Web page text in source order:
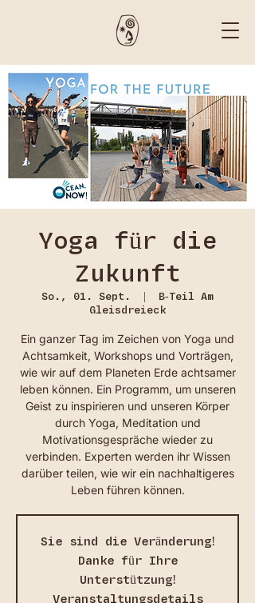
Yoga für die
Zukunft
So., 01. Sept.
  |
B-Teil Am
Gleisdreieck
Ein ganzer Tag im Zeichen von Yoga und
Achtsamkeit, Workshops und Vorträgen,
wie wir auf dem Planeten Erde achtsamer
leben können. Ein Programm, um unseren
Geist zu inspirieren und unseren Körper
durch Yoga, Meditation und
Motivationsgespräche wieder zu
verbinden. Experten werden ihr Wissen
darüber teilen, wie wir ein nachhaltigeres
Leben führen können.
Sie sind die Veränderung!
Danke für Ihre
Unterstützung!
Veranstaltungsdetails